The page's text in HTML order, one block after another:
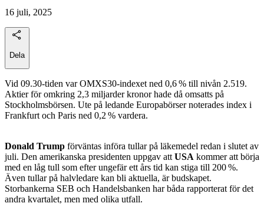
16 juli, 2025
Dela
Vid 09.30-tiden var OMXS30-indexet ned 0,6 % till nivån 2.519.
Aktier för omkring 2,3 miljarder kronor hade då omsatts på
Stockholmsbörsen. Ute på ledande Europabörser noterades index i
Frankfurt och Paris ned 0,2 % vardera.
Donald Trump förväntas införa tullar på läkemedel redan i slutet av
juli. Den amerikanska presidenten uppgav att USA kommer att börja
med en låg tull som efter ungefär ett års tid kan stiga till 200 %.
Även tullar på halvledare kan bli aktuella, är budskapet.
Storbankerna SEB och Handelsbanken har båda rapporterat för det
andra kvartalet, men med olika utfall.